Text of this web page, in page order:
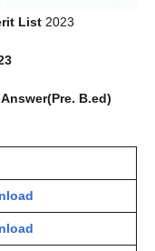
List 2023
Answer(Pre. B.ed)